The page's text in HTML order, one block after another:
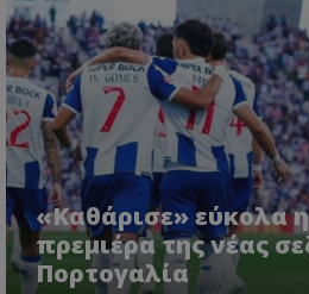
«Καθάρισε» εύκολα
πρεμιέρα της νέας
Πορτογαλία